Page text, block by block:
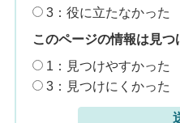
3：役に立たなかった
このページの情報は見つ
1：見つけやすかった
3：見つけにくかった